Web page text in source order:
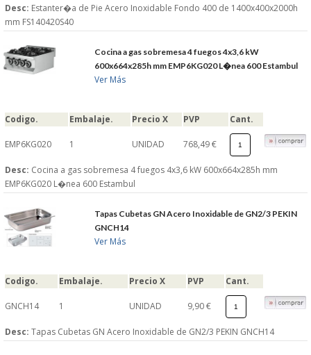
Desc: Estanter�a de Pie Acero Inoxidable Fondo 400 de 1400x400x2000h
mm FS140420S40
Cocina a gas sobremesa 4 fuegos 4x3,6 kW
600x664x285h mm EMP6KG020 L�nea 600 Estambul
Ver Más
Codigo. Embalaje. Precio X PVP Cant.
EMP6KG020 1 UNIDAD 768,49 €
Desc: Cocina a gas sobremesa 4 fuegos 4x3,6 kW 600x664x285h mm
EMP6KG020 L�nea 600 Estambul
Tapas Cubetas GN Acero Inoxidable de GN2/3 PEKIN
GNCH14
Ver Más
Codigo. Embalaje. Precio X PVP Cant.
GNCH14 1 UNIDAD 9,90 €
Desc: Tapas Cubetas GN Acero Inoxidable de GN2/3 PEKIN GNCH14